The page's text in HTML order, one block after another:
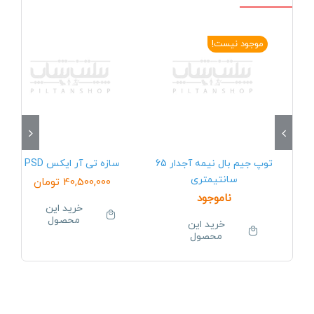
موجود نیست!
توپ جیم بال نیمه آجدار 65
سانتیمتری
ناموجود
خرید این
محصول
سازه تی آر ایکس PSD
40,500,000 تومان
خرید این
محصول